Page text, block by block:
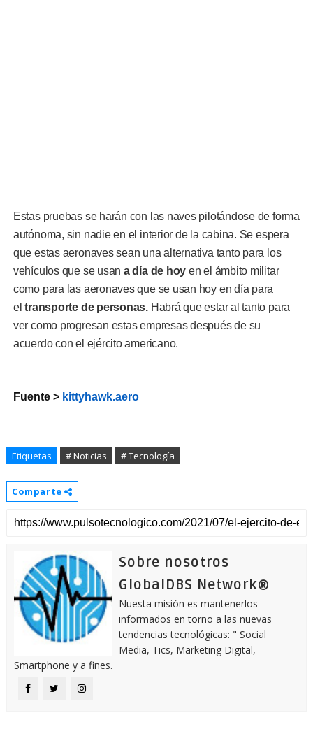
Estas pruebas se harán con las naves pilotándose de forma
autónoma, sin nadie en el interior de la cabina. Se espera
que estas aeronaves sean una alternativa tanto para los
vehículos que se usan a día de hoy en el ámbito militar
como para las aeronaves que se usan hoy en día para
el transporte de personas.Habrá que estar al tanto para
ver como progresan estas empresas después de su
acuerdo con el ejército americano.
Fuente > kittyhawk.aero
Etiquetas # Noticias # Tecnología
Comparte
Sobre nosotros
GlobalDBS Network®
Nuesta misión es mantenerlos
informados en torno a las nuevas
tendencias tecnológicas: " Social
Media, Tics, Marketing Digital,
Smartphone y a fines.